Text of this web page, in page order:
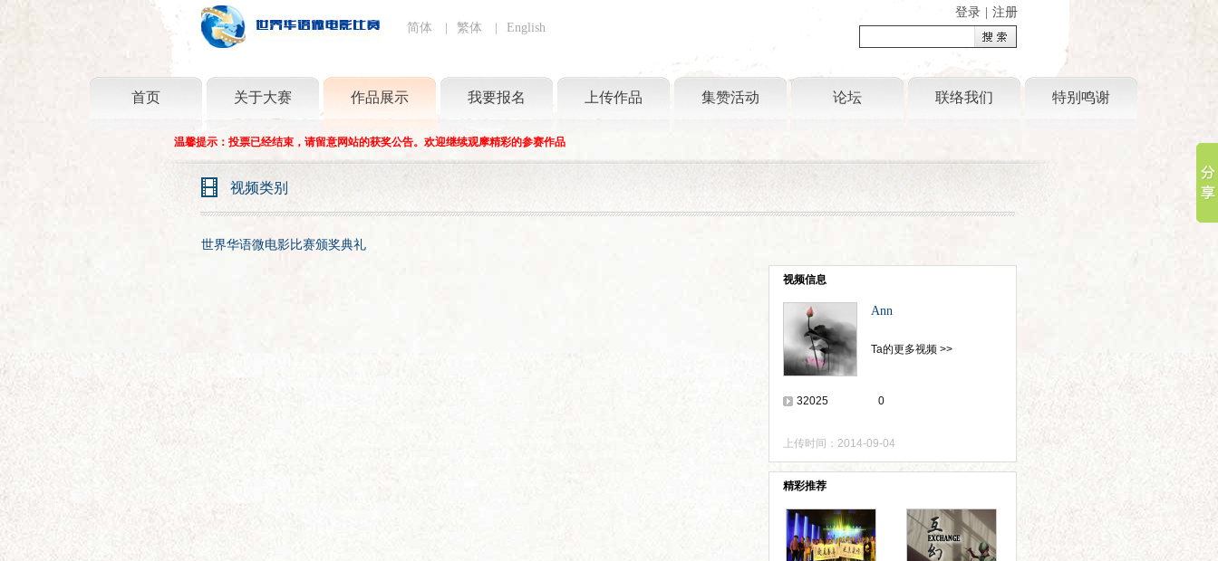
简体 繁体 English
登录 注册
首页 关于大赛 作品展示 我要报名 上传作品 集赞活动 论坛 联络我们 特别鸣谢
温馨提示：投票已经结束，请留意网站的获奖公告。欢迎继续观摩精彩的参赛作品
视频类别
世界华语微电影比赛颁奖典礼
视频信息
Ann
Ta的更多视频 >>
32025 0
上传时间：2014-09-04
精彩推荐